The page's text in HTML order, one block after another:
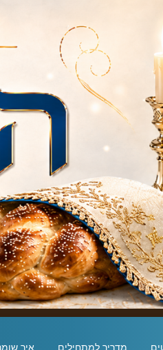
מדריך למתחילים איך